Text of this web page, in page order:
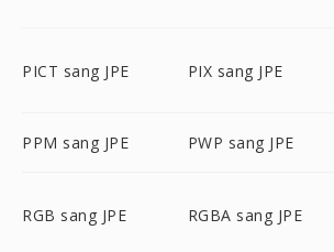
PICT sang JPE PIX sang JPE
PPM sang JPE PWP sang JPE
RGB sang JPE RGBA sang JPE